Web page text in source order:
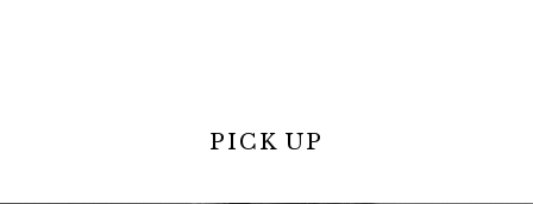
PICK UP